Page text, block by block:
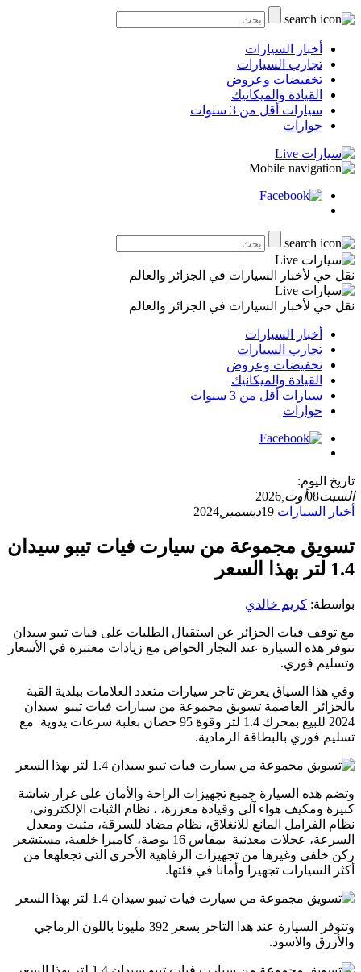
أخبار السيارات
تجارب السيارات
تخفيضات وعروض
القيادة والميكانيك
سيارات أقل من 3 سنوات
حوارات
نقل حي لأخبار السيارات في الجزائر والعالم
نقل حي لأخبار السيارات في الجزائر والعالم
أخبار السيارات
تجارب السيارات
تخفيضات وعروض
القيادة والميكانيك
سيارات أقل من 3 سنوات
حوارات
تاريخ اليوم:
السبت08أوت, 2026
أخبار السيارات 19ديسمبر, 2024
تسويق مجموعة من سيارت فيات تيبو سيدان
1.4 لتر بهذا السعر
بواسطة: كريم خالدي
مع توقف فيات الجزائر عن استقبال الطلبات على فيات تيبو سيدان
تتوفر هذه السيارة عند التجار الخواص مع زيادات معتبرة في الأسعار
وتسليم فوري.
وفي هذا السياق يعرض تاجر سيارات متعدد العلامات ببلدية القبة
بالجزائر العاصمة تسويق مجموعة من سيارات فيات تيبو سيدان
2024 للبيع بمحرك 1.4 لتر وقوة 95 حصان بعلبة سرعات يدوية مع
تسليم فوري بالبطاقة الرمادية.
وتضم هذه السيارة جميع تجهيزات الراحة والأمان على غرار شاشة
كبيرة ومكيف هواء آلي وقيادة معززة، ، نظام الثبات الإلكتروني،
نظام الفرامل المانع للانغلاق، نظام مضاد للسرقة، مثبت ومعدل
السرعة، عجلات معدنية بمقاس 16 بوصة، كاميرا خلفية، مستشعر
ركن خلفي وغيرها من تجهيزات الرفاهية الأخرى التي تجعلهعا من
أكثر السيارات تجهيزا وأمانا في فئتها.
وتتوفر السيارة عند هذا التاجر بسعر 392 مليونا باللون الرماجي
والأزرق والاسود.